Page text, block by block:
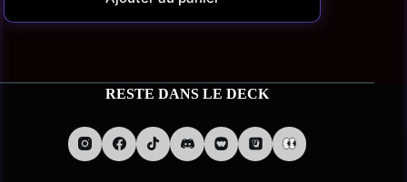
• Les commandes contenant ce produit seront expédiées uniquement
RESTE DANS LE DECK